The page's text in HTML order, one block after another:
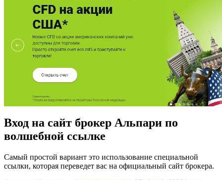
Вход на сайт брокер Альпари по
волшебной ссылке
Самый простой вариант это использование специальной
ссылки, которая переведет вас на официальный сайт брокера.